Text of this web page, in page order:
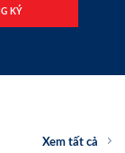
Xem tất cả